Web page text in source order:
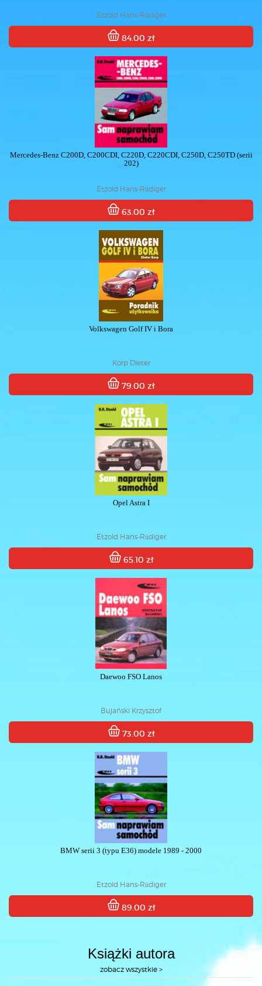
Etzold Hans-Rüdiger
84.00 zł
Mercedes-Benz C200D, C200CDI, C220D, C220CDI, C250D, C250TD (serii
202)
Etzold Hans-Rüdiger
63.00 zł
Volkswagen Golf IV i Bora
Korp Dieter
79.00 zł
Opel Astra I
Etzold Hans-Rüdiger
65.10 zł
Daewoo FSO Lanos
Bujański Krzysztof
73.00 zł
BMW serii 3 (typu E36) modele 1989 - 2000
Etzold Hans-Rüdiger
89.00 zł
Książki autora
zobacz wszystkie >